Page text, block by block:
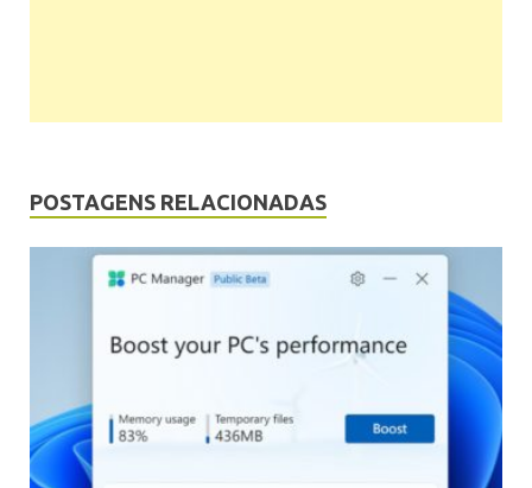
POSTAGENS RELACIONADAS